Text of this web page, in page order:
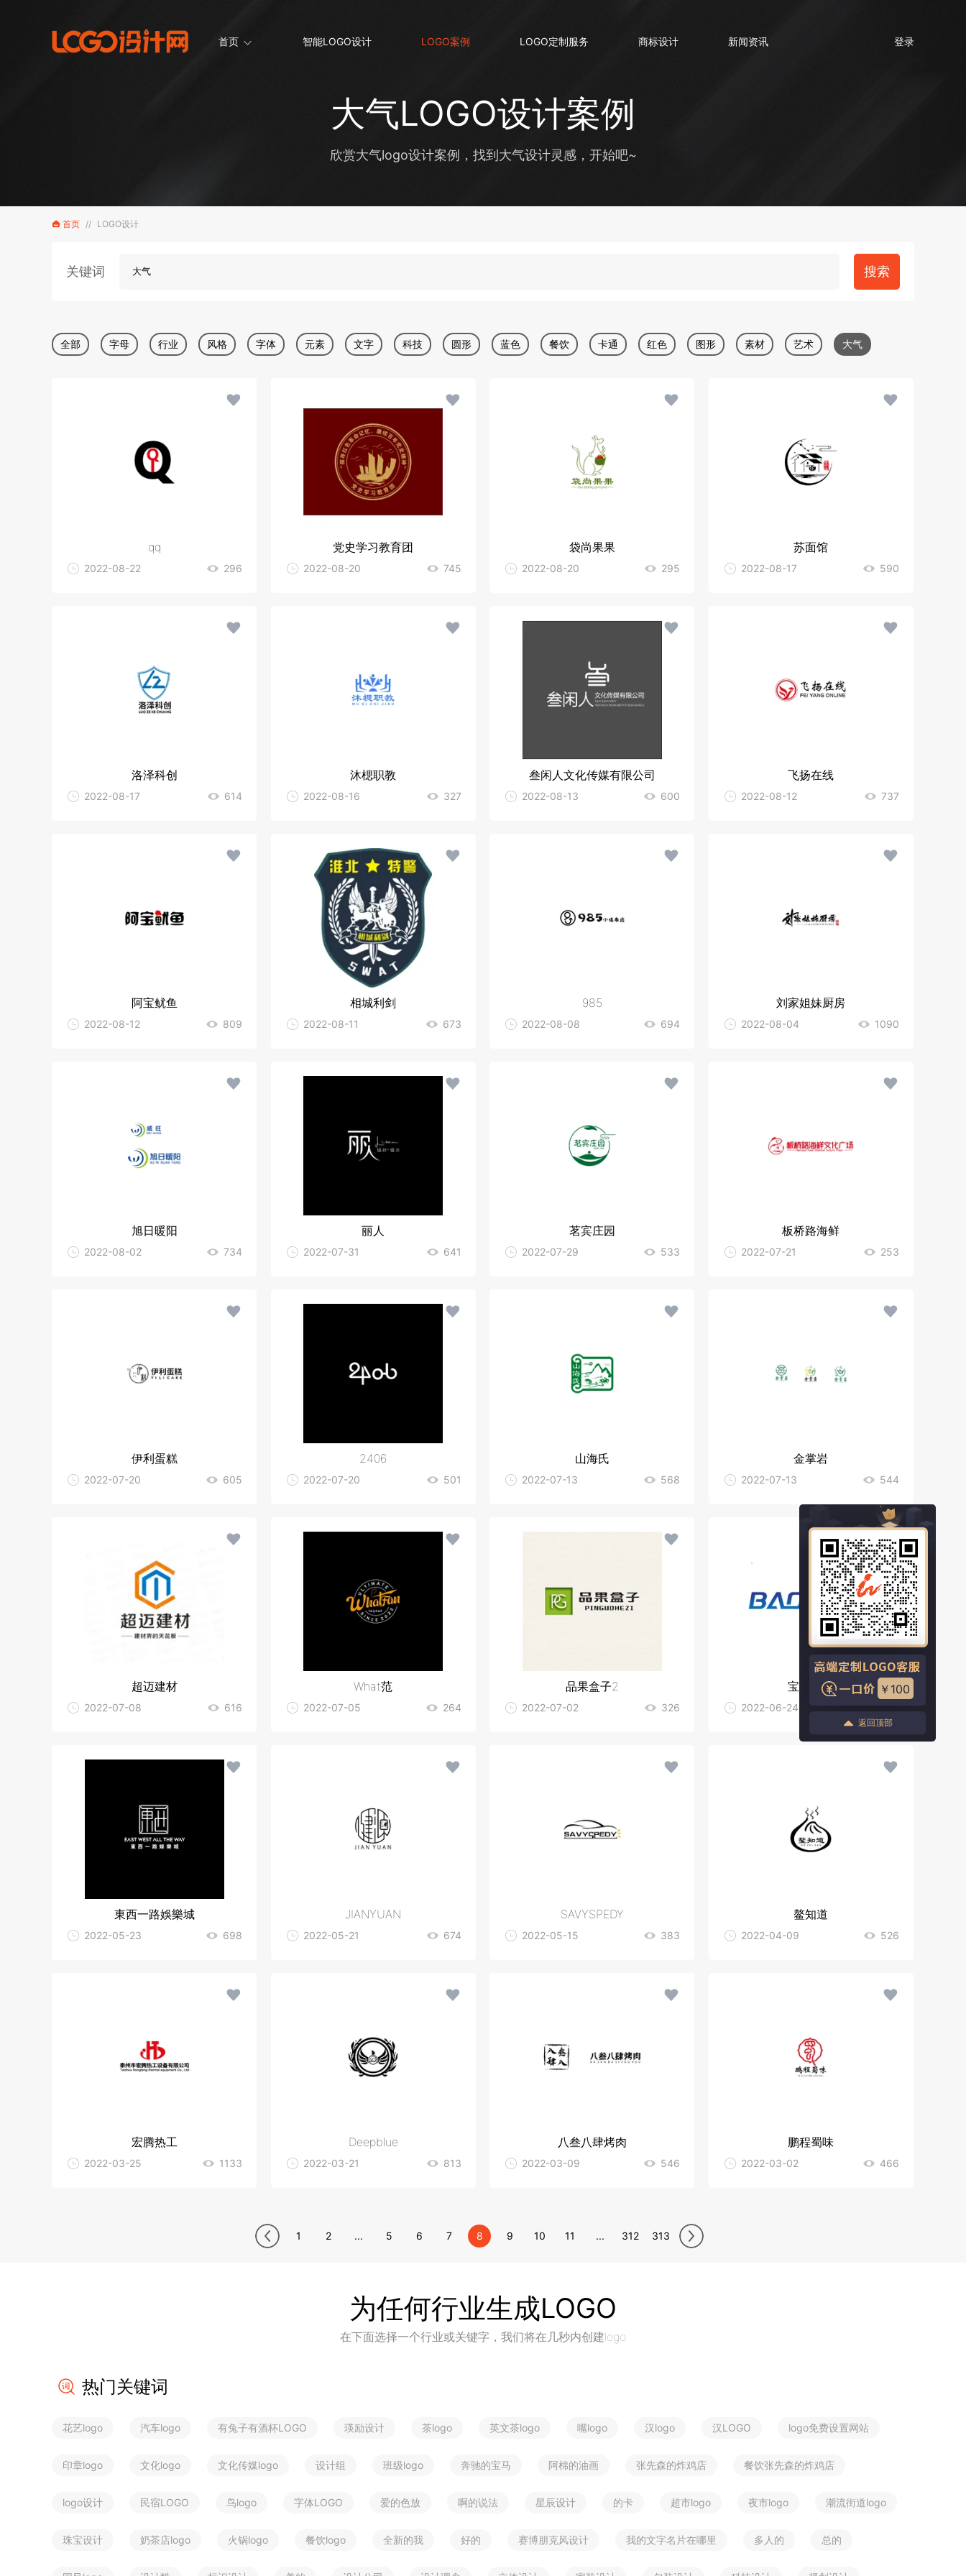
首页 智能LOGO设计 LOGO案例 LOGO定制服务 商标设计 新闻资讯 登录
大气LOGO设计案例
欣赏大气logo设计案例，找到大气设计灵感，开始吧~
首页 // LOGO设计
关键词 搜索
全部 字母 行业 风格 字体 元素 文字 科技 圆形 蓝色 餐饮 卡通 红色 图形 素材 艺术
大气
qq
2022-08-22 296
党史学习教育团
2022-08-20 745
袋尚果果
2022-08-20 295
苏面馆
2022-08-17 590
洛泽科创
2022-08-17 614
沐楒职教
2022-08-16 327
叁闲人文化传媒有限公司
2022-08-13 600
飞扬在线
2022-08-12 737
阿宝鱿鱼
2022-08-12 809
相城利剑
2022-08-11 673
985
2022-08-08 694
刘家姐妹厨房
2022-08-04 1090
旭日暖阳
2022-08-02 734
丽人
2022-07-31 641
茗宾庄园
2022-07-29 533
板桥路海鲜
2022-07-21 253
伊利蛋糕
2022-07-20 605
2406
2022-07-20 501
山海氏
2022-07-13 568
金掌岩
2022-07-13 544
超迈建材
2022-07-08 616
What范
2022-07-05 264
品果盒子2
2022-07-02 326
宝龙金属
2022-06-24 1002
東西一路娛樂城
2022-05-23 698
JIANYUAN
2022-05-21 674
SAVYSPEDY
2022-05-15 383
鳌知道
2022-04-09 526
宏腾热工
2022-03-25 1133
Deepblue
2022-03-21 813
八叁八肆烤肉
2022-03-09 546
鹏程蜀味
2022-03-02 466
1 2 ... 5 6 7 8 9 10 11 ... 312 313
为任何行业生成LOGO
在下面选择一个行业或关键字，我们将在几秒内创建logo
热门关键词
花艺logo 汽车logo 有兔子有酒杯LOGO 瑛励设计 茶logo 英文茶logo 嘴logo 汉logo 汉LOGO logo免费设置网站
印章logo 文化logo 文化传媒logo 设计组 班级logo 奔驰的宝马 阿棉的油画 张先森的炸鸡店 餐饮张先森的炸鸡店
logo设计 民宿LOGO 鸟logo 字体LOGO 爱的色放 啊的说法 星辰设计 的卡 超市logo 夜市logo 潮流街道logo
珠宝设计 奶茶店logo 火锅logo 餐饮logo 全新的我 好的 赛博朋克风设计 我的文字名片在哪里 多人的 总的
￥100
返回顶部